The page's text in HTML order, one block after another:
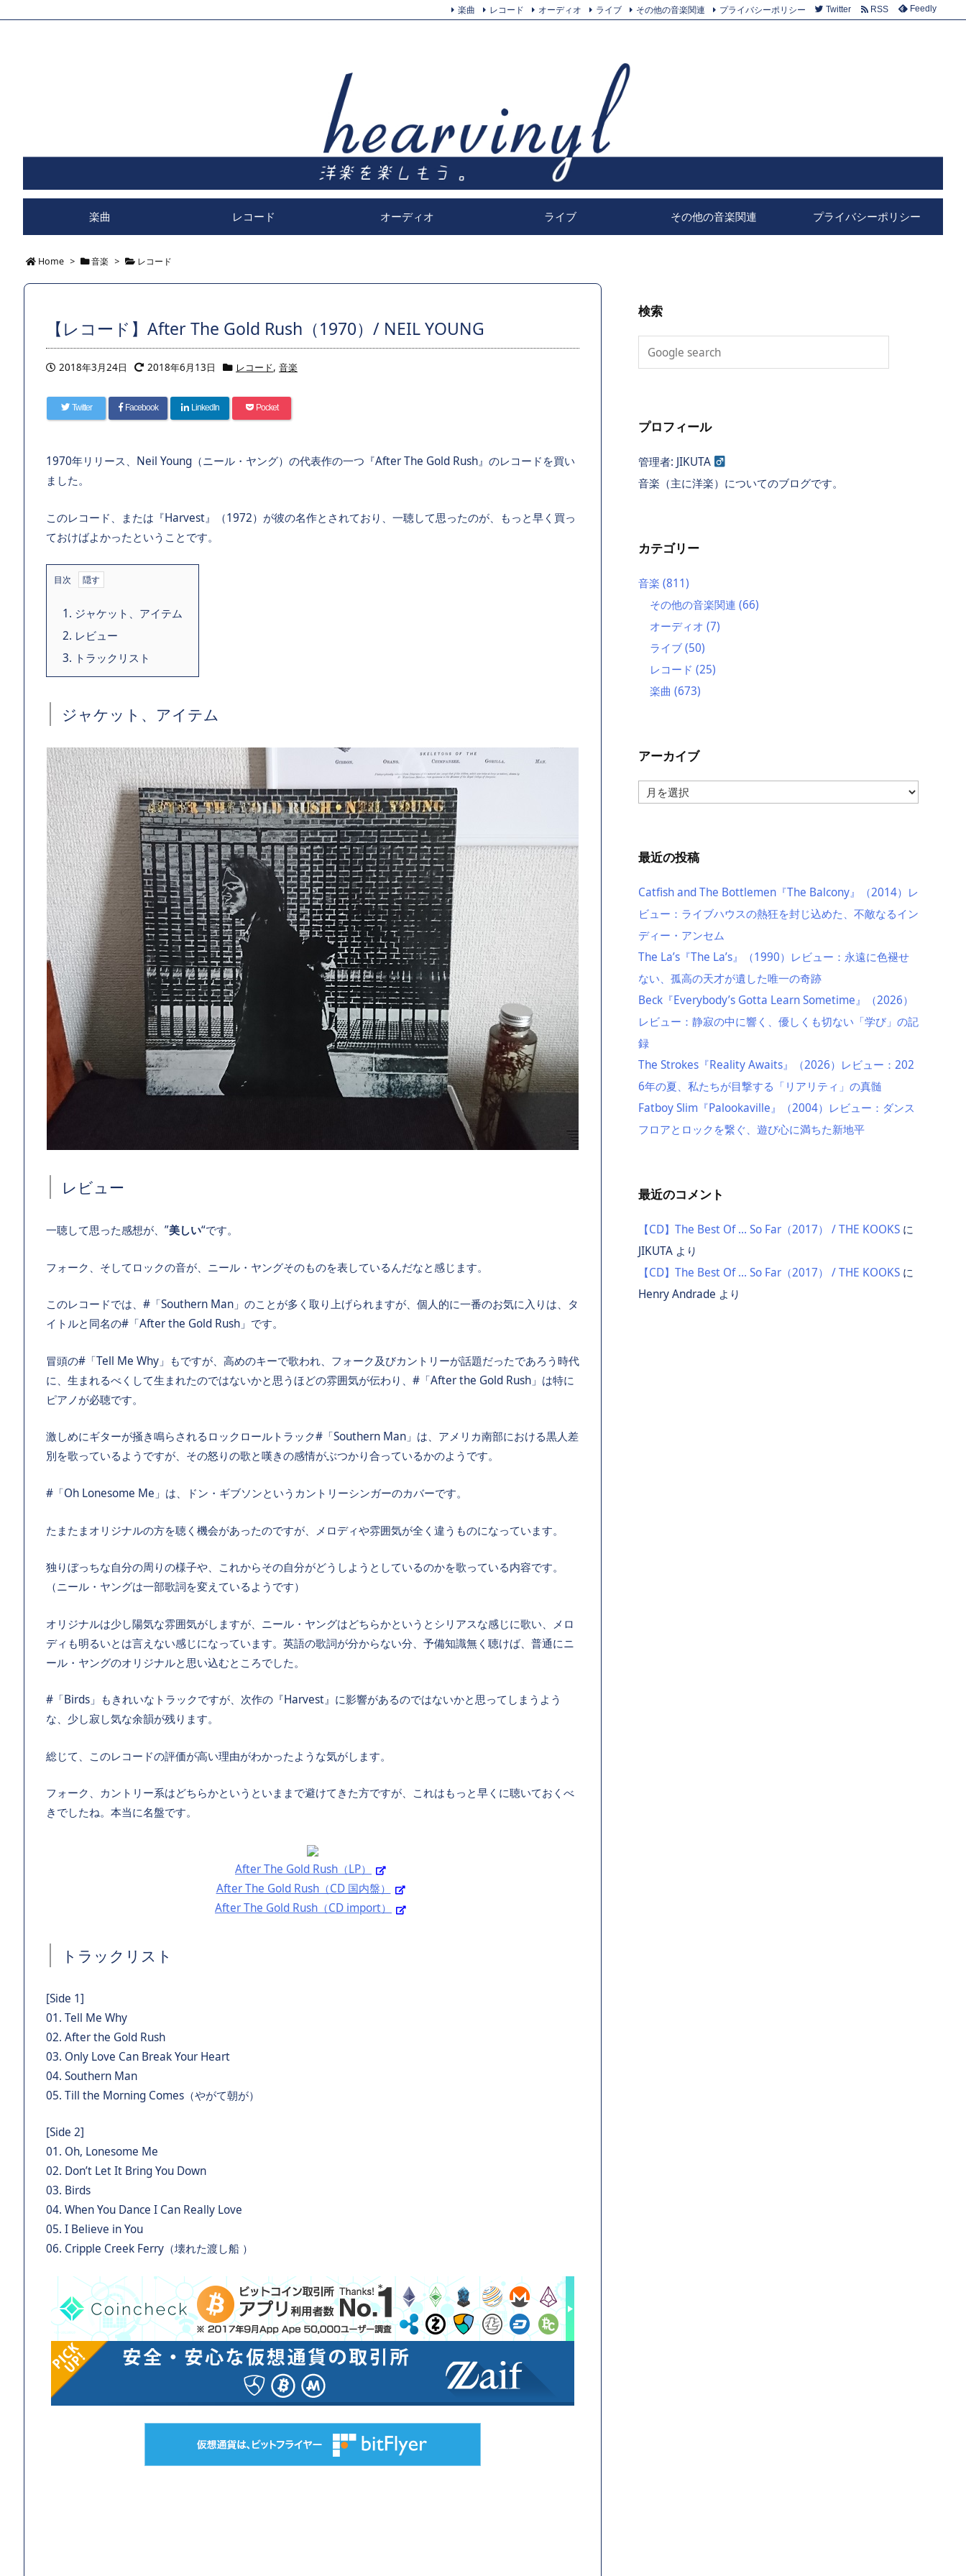
楽曲 レコード オーディオ ライブ その他の音楽関連 プライバシーポリシー
楽曲 レコード オーディオ ライブ その他の音楽関連 プライバシーポリシー Twitter RSS Feedly
Home > 音楽 > レコード
【レコード】After The Gold Rush（1970）/ NEIL YOUNG
2018年3月24日 2018年6月13日 レコード, 音楽
Twitter Facebook LinkedIn Pocket
1970年リリース、Neil Young（ニール・ヤング）の代表作の一つ『After The Gold Rush』のレコードを買い
ました。
このレコード、または『Harvest』（1972）が彼の名作とされており、一聴して思ったのが、もっと早く買っ
ておけばよかったということです。
目次
1. ジャケット、アイテム
2. レビュー
3. トラックリスト
ジャケット、アイテム
レビュー
一聴して思った感想が、”美しい“です。
フォーク、そしてロックの音が、ニール・ヤングそのものを表しているんだなと感じます。
このレコードでは、#「Southern Man」のことが多く取り上げられますが、個人的に一番のお気に入りは、タ
イトルと同名の#「After the Gold Rush」です。
冒頭の#「Tell Me Why」もですが、高めのキーで歌われ、フォーク及びカントリーが話題だったであろう時代
に、生まれるべくして生まれたのではないかと思うほどの雰囲気が伝わり、#「After the Gold Rush」は特に
ピアノが必聴です。
激しめにギターが掻き鳴らされるロックロールトラック#「Southern Man」は、アメリカ南部における黒人差
別を歌っているようですが、その怒りの歌と嘆きの感情がぶつかり合っているかのようです。
#「Oh Lonesome Me」は、ドン・ギブソンというカントリーシンガーのカバーです。
たまたまオリジナルの方を聴く機会があったのですが、メロディや雰囲気が全く違うものになっています。
独りぼっちな自分の周りの様子や、これからその自分がどうしようとしているのかを歌っている内容です。
（ニール・ヤングは一部歌詞を変えているようです）
オリジナルは少し陽気な雰囲気がしますが、ニール・ヤングはどちらかというとシリアスな感じに歌い、メロ
ディも明るいとは言えない感じになっています。英語の歌詞が分からない分、予備知識無く聴けば、普通にニ
ール・ヤングのオリジナルと思い込むところでした。
#「Birds」もきれいなトラックですが、次作の『Harvest』に影響があるのではないかと思ってしまうよう
な、少し寂し気な余韻が残ります。
総じて、このレコードの評価が高い理由がわかったような気がします。
フォーク、カントリー系はどちらかというといままで避けてきた方ですが、これはもっと早くに聴いておくべ
きでしたね。本当に名盤です。
After The Gold Rush（LP）
After The Gold Rush（CD 国内盤）
After The Gold Rush（CD import）
トラックリスト
[Side 1]
01. Tell Me Why
02. After the Gold Rush
03. Only Love Can Break Your Heart
04. Southern Man
05. Till the Morning Comes（やがて朝が）
[Side 2]
01. Oh, Lonesome Me
02. Don’t Let It Bring You Down
03. Birds
04. When You Dance I Can Really Love
05. I Believe in You
06. Cripple Creek Ferry（壊れた渡し船 ）
検索
プロフィール
管理者: JIKUTA
音楽（主に洋楽）についてのブログです。
カテゴリー
音楽 (811)
その他の音楽関連 (66)
オーディオ (7)
ライブ(50)
レコード (25)
楽曲 (673)
アーカイブ
ー
ブ
最近の投稿
Catfish and The Bottlemen『The Balcony』（2014）レ
ビュー：ライブハウスの熱狂を封じ込めた、不敵なるイン
ディー・アンセム
The La’s『The La’s』（1990）レビュー：永遠に色褪せ
ない、孤高の天才が遺した唯一の奇跡
Beck『Everybody’s Gotta Learn Sometime』（2026）
レビュー：静寂の中に響く、優しくも切ない「学び」の記
録
The Strokes『Reality Awaits』（2026）レビュー：202
6年の夏、私たちが目撃する「リアリティ」の真髄
Fatboy Slim『Palookaville』（2004）レビュー：ダンス
フロアとロックを繋ぐ、遊び心に満ちた新地平
最近のコメント
【CD】The Best Of … So Far（2017） / THE KOOKS に
JIKUTA より
【CD】The Best Of … So Far（2017） / THE KOOKS に
Henry Andrade より